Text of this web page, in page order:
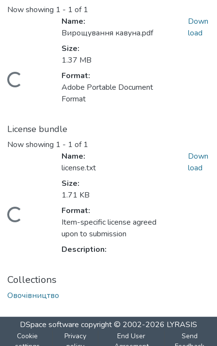
Now showing 1 - 1 of 1
Loading...
Name:
Вирощування кавуна.pdf
Size:
1.37 MB
Format:
Adobe Portable Document
Format
Down
load
License bundle
Now showing 1 - 1 of 1
Loading...
Name:
license.txt
Size:
1.71 KB
Format:
Item-specific license agreed
upon to submission
Description:
Down
load
Collections
Овочівництво
DSpace software copyright © 2002-2026 LYRASIS
Cookie
Privacy
End User
Send